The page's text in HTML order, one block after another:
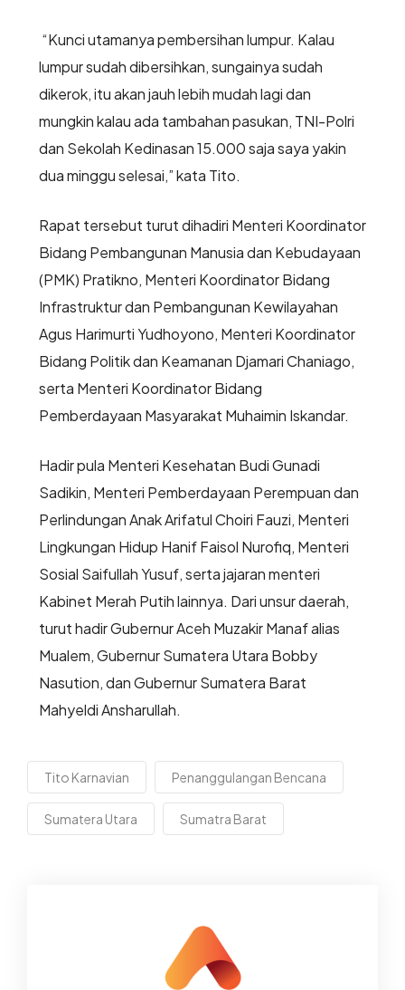
“Kunci utamanya pembersihan lumpur. Kalau
lumpur sudah dibersihkan, sungainya sudah
dikerok, itu akan jauh lebih mudah lagi dan
mungkin kalau ada tambahan pasukan, TNI-Polri
dan Sekolah Kedinasan 15.000 saja saya yakin
dua minggu selesai,” kata Tito.
Rapat tersebut turut dihadiri Menteri Koordinator
Bidang Pembangunan Manusia dan Kebudayaan
(PMK) Pratikno, Menteri Koordinator Bidang
Infrastruktur dan Pembangunan Kewilayahan
Agus Harimurti Yudhoyono, Menteri Koordinator
Bidang Politik dan Keamanan Djamari Chaniago,
serta Menteri Koordinator Bidang
Pemberdayaan Masyarakat Muhaimin Iskandar.
Hadir pula Menteri Kesehatan Budi Gunadi
Sadikin, Menteri Pemberdayaan Perempuan dan
Perlindungan Anak Arifatul Choiri Fauzi, Menteri
Lingkungan Hidup Hanif Faisol Nurofiq, Menteri
Sosial Saifullah Yusuf, serta jajaran menteri
Kabinet Merah Putih lainnya. Dari unsur daerah,
turut hadir Gubernur Aceh Muzakir Manaf alias
Mualem, Gubernur Sumatera Utara Bobby
Nasution, dan Gubernur Sumatera Barat
Mahyeldi Ansharullah.
Tito Karnavian Penanggulangan Bencana
Sumatera Utara Sumatra Barat